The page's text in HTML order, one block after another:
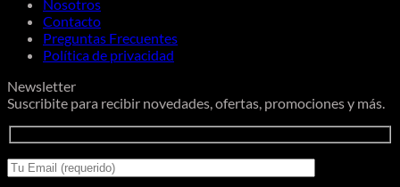
Nosotros
Contacto
Preguntas Frecuentes
Política de privacidad
Newsletter
Suscribite para recibir novedades, ofertas, promociones y más.